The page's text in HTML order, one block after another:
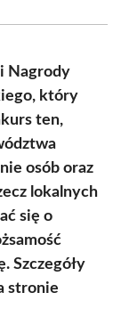
Nagrody
który
ten,
osób oraz
lokalnych
się o
Szczegóły
stronie